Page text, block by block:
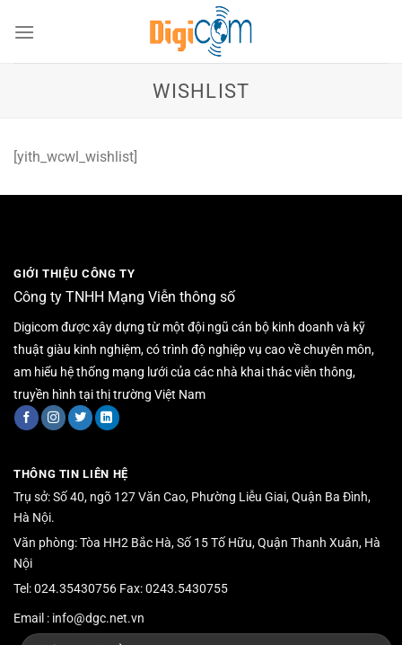
đến
WISHLIST
[yith_wcwl_wishlist]
GIỚI THIỆU CÔNG TY
Công ty TNHH Mạng Viễn thông số
Digicom được xây dựng từ một đội ngũ cán bộ kinh doanh và kỹ
thuật giàu kinh nghiệm, có trình độ nghiệp vụ cao về chuyên môn,
am hiểu hệ thống mạng lưới của các nhà khai thác viễn thông,
truyền hình tại thị trường Việt Nam
THÔNG TIN LIÊN HỆ
Trụ sở: Số 40, ngõ 127 Văn Cao, Phường Liễu Giai, Quận Ba Đình,
Hà Nội.
Văn phòng: Tòa HH2 Bắc Hà, Số 15 Tố Hữu, Quận Thanh Xuân, Hà
Nội
Tel: 024.35430756 Fax: 0243.5430755
Email : info@dgc.net.vn